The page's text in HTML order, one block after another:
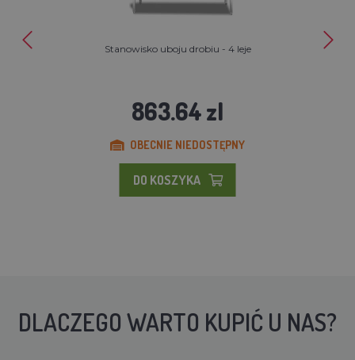
Stanowisko uboju drobiu - 4 leje
863.64 zl
OBECNIE NIEDOSTĘPNY
DO KOSZYKA
DLACZEGO WARTO KUPIĆ U NAS?